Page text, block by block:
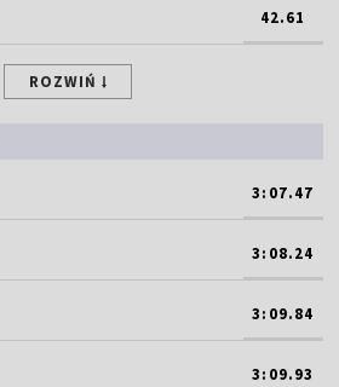
42.61
ROZWIŃ
3:07.47
3:08.24
3:09.84
3:09.93